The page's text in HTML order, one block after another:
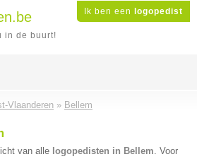
Ik ben een logopedist
in de buurt!
Vlaanderen » Bellem
van alle logopedisten in Bellem. Voor